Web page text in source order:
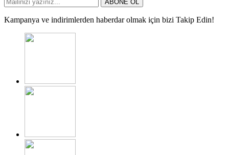
ABONE OL
Kampanya ve indirimlerden haberdar olmak için bizi Takip Edin!